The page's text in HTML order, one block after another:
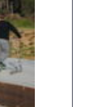
dos homes
en una casa
els inquilins